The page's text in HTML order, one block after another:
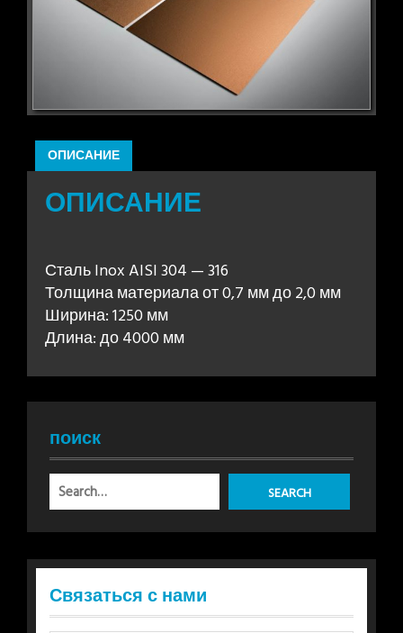
ОПИСАНИЕ
ОПИСАНИЕ
Сталь Inox AISI 304 — 316
Толщина материала от 0,7 мм до 2,0 мм
Ширина: 1250 мм
Длина: до 4000 мм
поиск
Связаться с нами